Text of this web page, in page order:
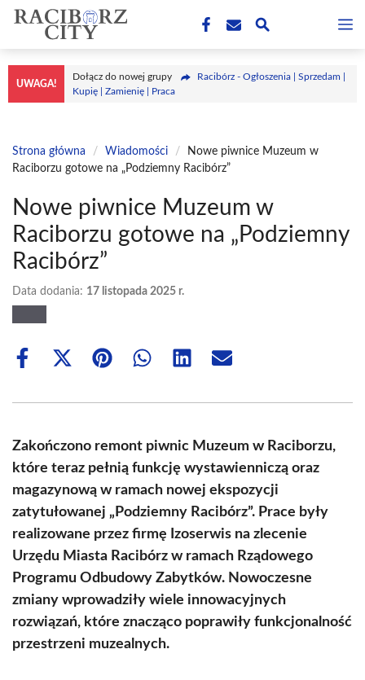
Przejdź
treści
UWAGA!
Dołącz do nowej grupy
Racibórz - Ogłoszenia | Sprzedam |
Kupię | Zamienię | Praca
Strona główna / Wiadomości /
Nowe piwnice Muzeum w
Raciborzu gotowe na „Podziemny Racibórz”
Nowe piwnice Muzeum w
Raciborzu gotowe na „Podziemny
Racibórz”
Data dodania: 17 listopada 2025 r.
Share
Share
(Twitter)
Share Share Share Share
Zakończono remont piwnic Muzeum w Raciborzu,
które teraz pełnią funkcję wystawienniczą oraz
magazynową w ramach nowej ekspozycji
zatytułowanej „Podziemny Racibórz”. Prace były
realizowane przez firmę Izoserwis na zlecenie
Urzędu Miasta Racibórz w ramach Rządowego
Programu Odbudowy Zabytków. Nowoczesne
zmiany wprowadziły wiele innowacyjnych
rozwiązań, które znacząco poprawiły funkcjonalność
przestrzeni muzealnych.